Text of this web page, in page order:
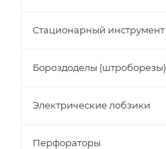
Стационарный инструмент
Бороздоделы (штроборезы)
Электрические лобзики
Перфораторы